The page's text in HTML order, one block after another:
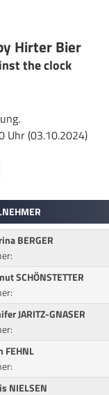
Hirter Bier
the clock
Uhr (03.10.2024)
BERGER
SCHÖNSTETTER
JARITZ-GNASER
FEHNL
NIELSEN